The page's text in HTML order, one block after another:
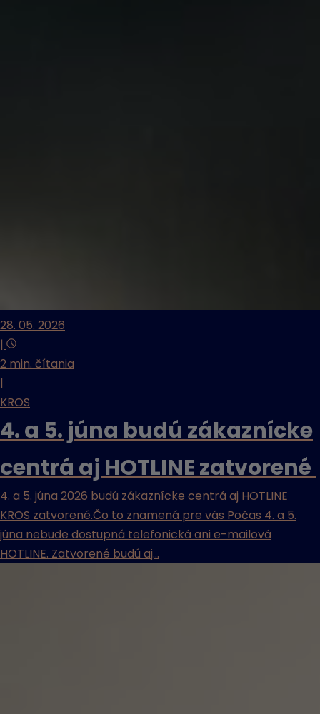
28. 05. 2026
|
2 min. čítania
|
KROS
4. a 5. júna budú zákaznícke
centrá aj HOTLINE zatvorené
4. a 5. júna 2026 budú zákaznícke centrá aj HOTLINE
KROS zatvorené.Čo to znamená pre vás Počas 4. a 5.
júna nebude dostupná telefonická ani e-mailová
HOTLINE. Zatvorené budú aj...